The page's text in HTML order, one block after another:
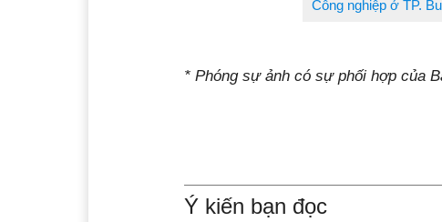
Công nghiệp ở TP.
* Phóng sự ảnh có sự phối hợp của
Ý kiến bạn đọc